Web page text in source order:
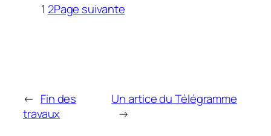
1 2Page suivante
← Fin des
travaux
Un artice du Télégramme
→